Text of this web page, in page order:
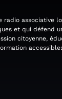
radio associative
et qui défend
citoyenne,